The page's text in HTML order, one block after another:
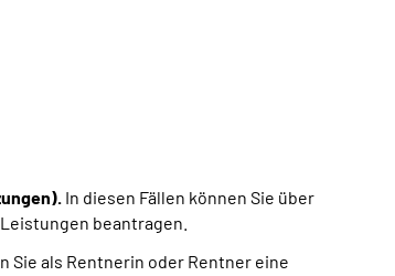
In diesen Fällen können Sie über
beantragen.
Sie als Rentnerin oder Rentner eine